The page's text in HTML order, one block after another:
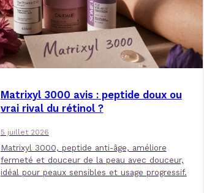
Matrixyl 3000 avis : peptide doux ou
vrai rival du rétinol ?
5 juillet 2026
Matrixyl 3000, peptide anti-âge, améliore
fermeté et douceur de la peau avec douceur,
idéal pour peaux sensibles et usage progressif.